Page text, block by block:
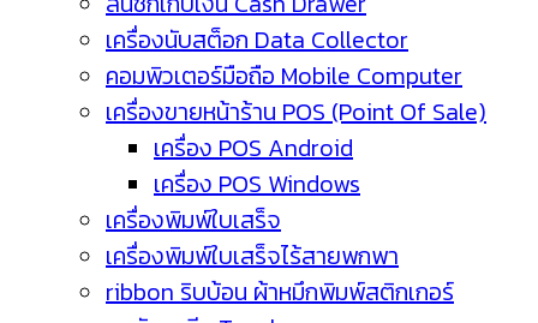
เครื่องนับสต็อก Data Collector
คอมพิวเตอร์มือถือ Mobile Computer
เครื่องขายหน้าร้าน POS (Point Of Sale)
เครื่อง POS Android
เครื่อง POS Windows
เครื่องพิมพ์ใบเสร็จ
เครื่องพิมพ์ใบเสร็จไร้สายพกพา
ribbon ริบบ้อน ผ้าหมึกพิมพ์สติกเกอร์